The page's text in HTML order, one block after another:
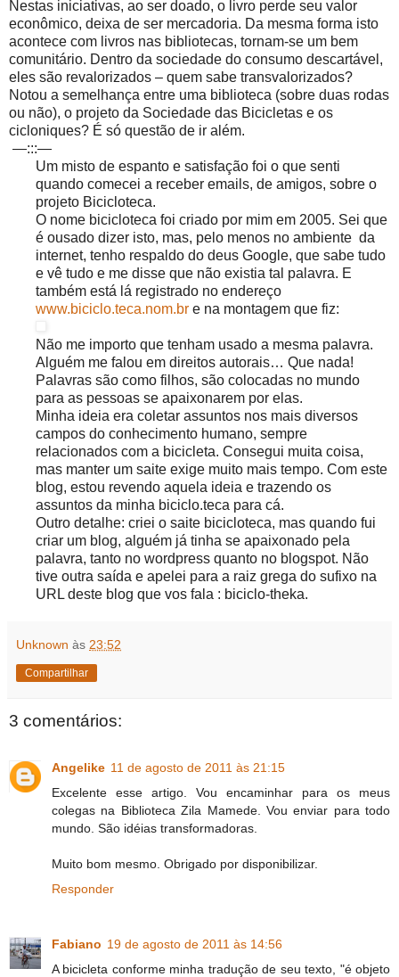
Nestas iniciativas, ao ser doado, o livro perde seu valor
econômico, deixa de ser mercadoria. Da mesma forma isto
acontece com livros nas bibliotecas, tornam-se um bem
comunitário. Dentro da sociedade do consumo descartável,
eles são revalorizados – quem sabe transvalorizados?
Notou a semelhança entre uma biblioteca (sobre duas rodas
ou não), o projeto da Sociedade das Bicicletas e os
cicloniques? É só questão de ir além.
—:::—
Um misto de espanto e satisfação foi o que senti
quando comecei a receber emails, de amigos, sobre o
projeto Bicicloteca.
O nome bicicloteca foi criado por mim em 2005. Sei que
é ousado dizer isto, mas, pelo menos no ambiente da
internet, tenho respaldo do deus Google, que sabe tudo
e vê tudo e me disse que não existia tal palavra. E
também está lá registrado no endereço
www.biciclo.teca.nom.br e na montagem que fiz:
Não me importo que tenham usado a mesma palavra.
Alguém me falou em direitos autorais… Que nada!
Palavras são como filhos, são colocadas no mundo
para as pessoas se apaixonarem por elas.
Minha ideia era coletar assuntos nos mais diversos
campos do conhecimento humano, sempre
relacionados com a bicicleta. Consegui muita coisa,
mas manter um saite exige muito mais tempo. Com este
blog, estou revendo aquela ideia e trazendo os
assuntos da minha biciclo.teca para cá.
Outro detalhe: criei o saite bicicloteca, mas quando fui
criar um blog, alguém já tinha se apaixonado pela
palavra, tanto no wordpress quanto no blogspot. Não
tive outra saída e apelei para a raiz grega do sufixo na
URL deste blog que vos fala : biciclo-theka.
Unknown às 23:52
Compartilhar
3 comentários:
Angelike 11 de agosto de 2011 às 21:15
Excelente esse artigo. Vou encaminhar para os meus
colegas na Biblioteca Zila Mamede. Vou enviar para todo
mundo. São idéias transformadoras.
Muito bom mesmo. Obrigado por disponibilizar.
Responder
Fabiano 19 de agosto de 2011 às 14:56
A bicicleta conforme minha tradução de seu texto, "é objeto